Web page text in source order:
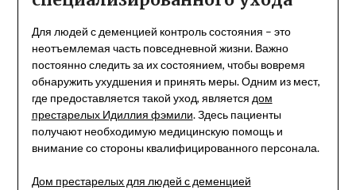
Для людей с деменцией контроль состояния – это
неотъемлемая часть повседневной жизни. Важно
постоянно следить за их состоянием, чтобы вовремя
обнаружить ухудшения и принять меры. Одним из мест,
где предоставляется такой уход, является дом
престарелых Идиллия фэмили. Здесь пациенты
получают необходимую медицинскую помощь и
внимание со стороны квалифицированного персонала.
Дом престарелых для людей с деменцией